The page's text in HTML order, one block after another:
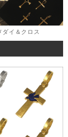
ダイ＆クロス